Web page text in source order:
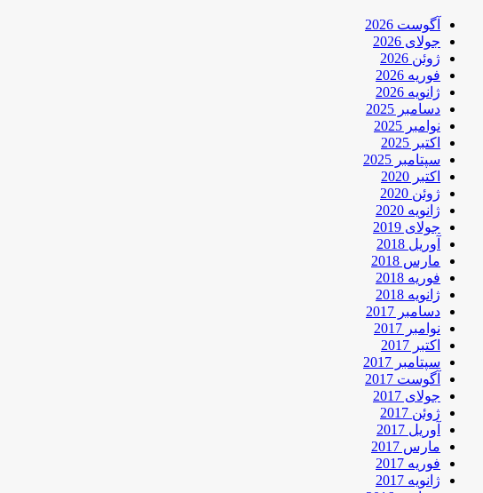
آگوست 2026
جولای 2026
ژوئن 2026
فوریه 2026
ژانویه 2026
دسامبر 2025
نوامبر 2025
اکتبر 2025
سپتامبر 2025
اکتبر 2020
ژوئن 2020
ژانویه 2020
جولای 2019
آوریل 2018
مارس 2018
فوریه 2018
ژانویه 2018
دسامبر 2017
نوامبر 2017
اکتبر 2017
سپتامبر 2017
آگوست 2017
جولای 2017
ژوئن 2017
آوریل 2017
مارس 2017
فوریه 2017
ژانویه 2017